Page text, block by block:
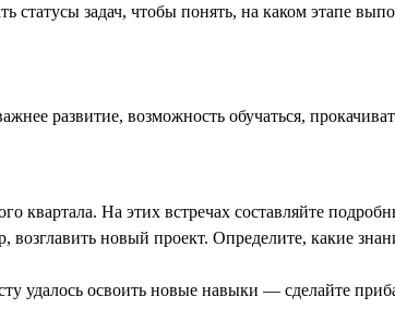
задач, чтобы понять, на каком этапе
развитие, возможность обучаться,
квартала. На этих встречах составляйте
возглавить новый проект. Определите, какие
удалось освоить новые навыки — сделайте